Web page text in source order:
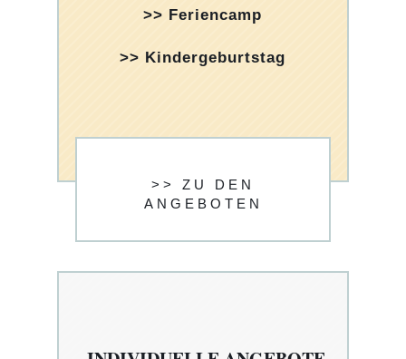
>> Feriencamp
>> Kindergeburtstag
>> ZU DEN
ANGEBOTEN